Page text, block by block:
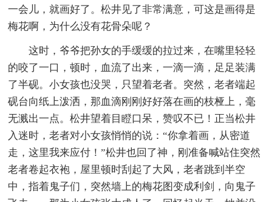
一会儿，就画好了。松井见了非常满意，可这是画得是
梅花啊，为什么没有花骨朵呢？
这时，爷爷把孙女的手缓缓的拉过来，在嘴里轻轻
的咬了一口，顿时，血流了出来，一滴一滴，足足装满
了半砚。小女孩也没哭，只望着老者。突然，老者端起
砚台向纸上泼洒，那血滴刚刚好好落在画的枝桠上，毫
无溅出一点。松井望着目瞪口呆，赞叹不已！正当松井
入迷时，老者对小女孩悄悄的说：“你拿着画，从密道
走，这里我来应付！”松井也回了神，刚准备喊站住突然
老者卷起衣袍，屋里顿时刮起了大风，老者跳到半空
中，指着鬼子们，突然墙上的梅花图变成利剑，向鬼子